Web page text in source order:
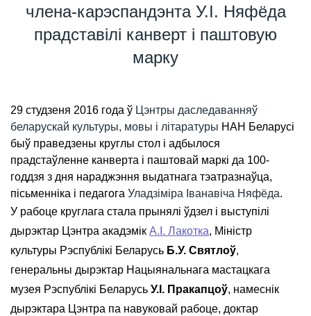
члена-карэспандэнта У.І. Няфёда
прадставілі канверт і паштовую
марку
29 студзеня 2016 года ў Цэнтры даследаванняў
беларускай культуры, мовы і літаратуры НАН Беларусі
быў праведзены круглы стол і адбылося
прадстаўленне канверта і паштовай маркі да 100-
годдзя з дня нараджэння выдатнага тэатразнаўца,
пісьменніка і педагога Уладзіміра Іванавіча Няфёда.
У рабоце круглага стала прынялі ўдзел і выступілі
дырэктар Цэнтра акадэмік А.І. Лакотка, Міністр
культуры Рэспублікі Беларусь Б.У. Святлоў,
генеральны дырэктар Нацыянальнага мастацкага
музея Рэспублікі Беларусь У.І. Пракапцоў, намеснік
дырэктара Цэнтра па навуковай рабоце, доктар